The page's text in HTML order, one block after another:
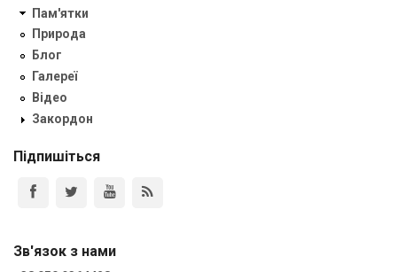
Пам'ятки
Природа
Блог
Галереї
Відео
Закордон
Підпишіться
Зв'язок з нами